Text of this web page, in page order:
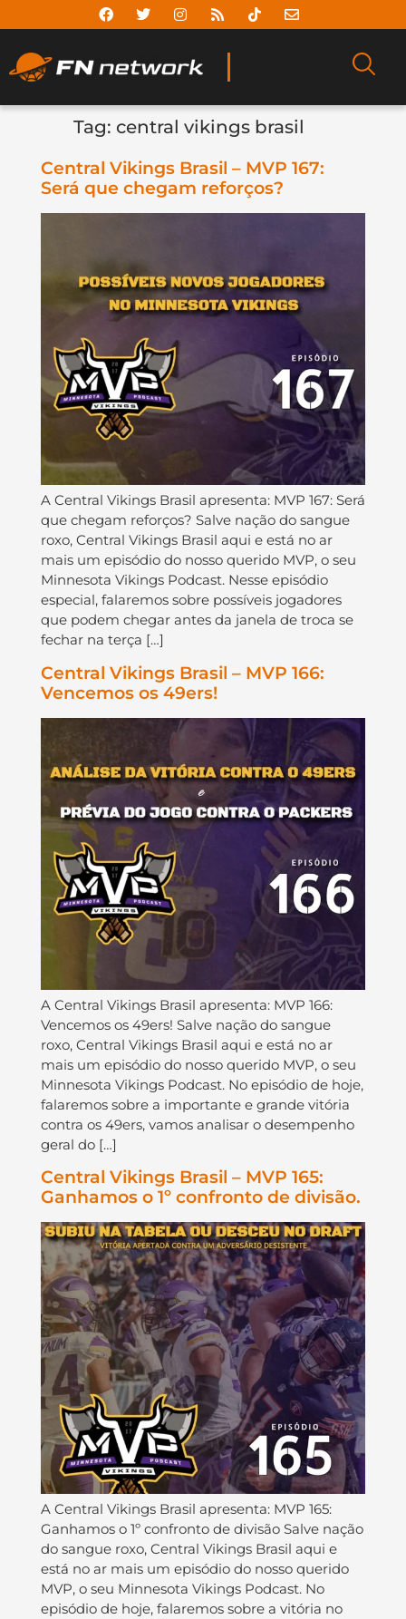
Tag: central vikings brasil
Central Vikings Brasil – MVP 167:
Será que chegam reforços?
A Central Vikings Brasil apresenta: MVP 167: Será
que chegam reforços? Salve nação do sangue
roxo, Central Vikings Brasil aqui e está no ar
mais um episódio do nosso querido MVP, o seu
Minnesota Vikings Podcast. Nesse episódio
especial, falaremos sobre possíveis jogadores
que podem chegar antes da janela de troca se
fechar na terça […]
Central Vikings Brasil – MVP 166:
Vencemos os 49ers!
A Central Vikings Brasil apresenta: MVP 166:
Vencemos os 49ers! Salve nação do sangue
roxo, Central Vikings Brasil aqui e está no ar
mais um episódio do nosso querido MVP, o seu
Minnesota Vikings Podcast. No episódio de hoje,
falaremos sobre a importante e grande vitória
contra os 49ers, vamos analisar o desempenho
geral do […]
Central Vikings Brasil – MVP 165:
Ganhamos o 1º confronto de divisão.
A Central Vikings Brasil apresenta: MVP 165:
Ganhamos o 1º confronto de divisão Salve nação
do sangue roxo, Central Vikings Brasil aqui e
está no ar mais um episódio do nosso querido
MVP, o seu Minnesota Vikings Podcast. No
episódio de hoje, falaremos sobre a vitória no